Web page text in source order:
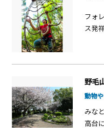
フォ
ス発
着け
め
10m
は圧
確か
心し
野毛
動物
みな
高台